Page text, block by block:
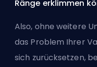
Ränge erklimmen
Also, ohne weitere
das Problem Ihrer
sich zurücksetzen,